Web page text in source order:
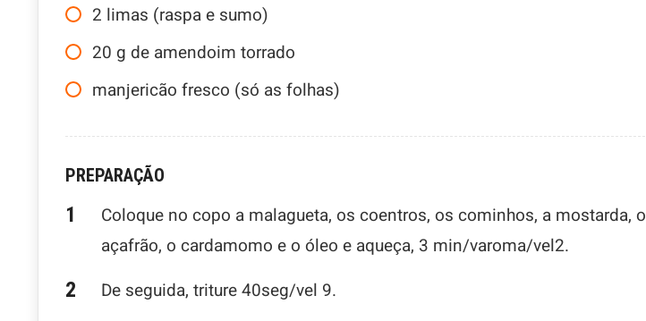
2 limas (raspa e sumo)
20 g de amendoim torrado
manjericão fresco (só as folhas)
PREPARAÇÃO
Coloque no copo a malagueta, os coentros, os cominhos, a mostarda, o
açafrão, o cardamomo e o óleo e aqueça, 3 min/varoma/vel2.
De seguida, triture 40seg/vel 9.